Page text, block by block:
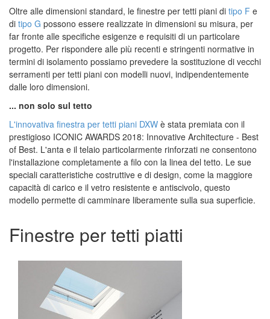
Oltre alle dimensioni standard, le finestre per tetti piani di tipo F e
di tipo G possono essere realizzate in dimensioni su misura, per
far fronte alle specifiche esigenze e requisiti di un particolare
progetto. Per rispondere alle più recenti e stringenti normative in
termini di isolamento possiamo prevedere la sostituzione di vecchi
serramenti per tetti piani con modelli nuovi, indipendentemente
dalle loro dimensioni.
... non solo sul tetto
L'innovativa finestra per tetti piani DXW è stata premiata con il
prestigioso ICONIC AWARDS 2018: Innovative Architecture - Best
of Best. L'anta e il telaio particolarmente rinforzati ne consentono
l'installazione completamente a filo con la linea del tetto. Le sue
speciali caratteristiche costruttive e di design, come la maggiore
capacità di carico e il vetro resistente e antiscivolo, questo
modello permette di camminare liberamente sulla sua superficie.
Finestre per tetti piatti